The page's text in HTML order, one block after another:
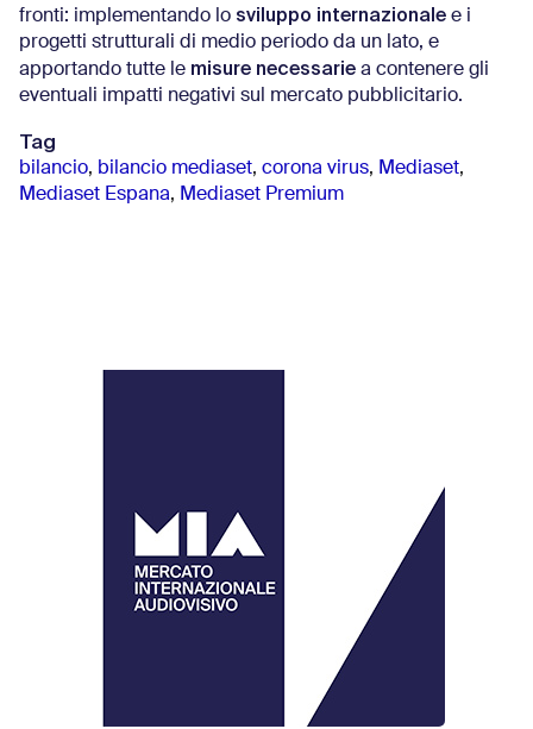
fronti: implementando lo sviluppo internazionale e i
progetti strutturali di medio periodo da un lato, e
apportando tutte le misure necessarie a contenere gli
eventuali impatti negativi sul mercato pubblicitario.
Tag
bilancio, bilancio mediaset, corona virus, Mediaset,
Mediaset Espana, Mediaset Premium